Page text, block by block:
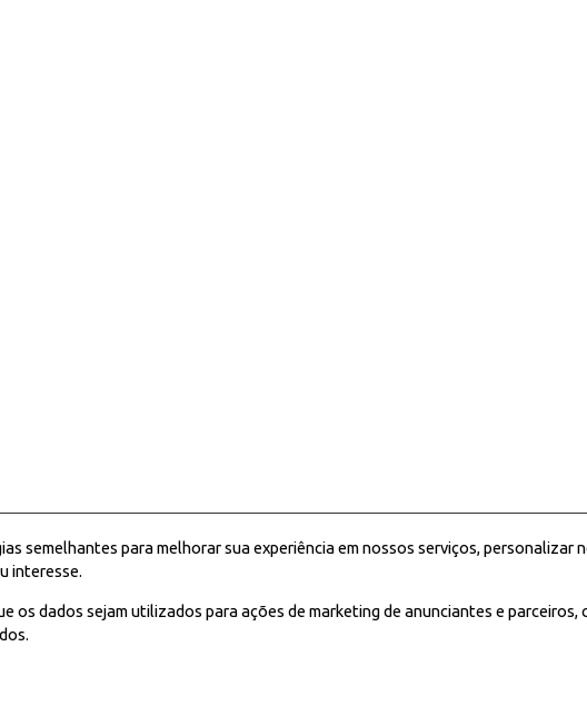
semelhantes para melhorar sua experiência em nossos serviços, personalizar
interesse.
os dados sejam utilizados para ações de marketing de anunciantes e parceiros,